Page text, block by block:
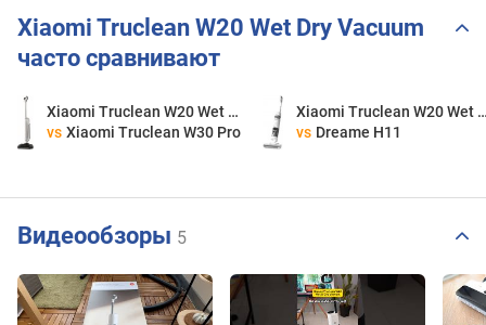
Xiaomi Truclean W20 Wet Dry Vacuum
часто сравнивают
Xiaomi Truclean W20 Wet Dry Vacuum
vs Xiaomi Truclean W30 Pro
Xiaomi Truclean
vs Dreame H11
Видеообзоры 5